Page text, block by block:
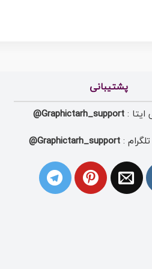
پشتیبانی
ایتا : Graphictarh_support@
:
Graphictarh_support@